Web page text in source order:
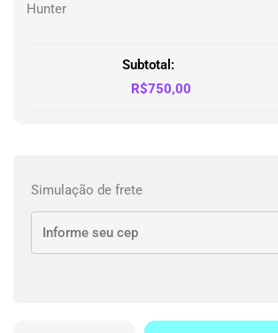
Hunter
Subtotal:
R$750,00
Simulação de frete